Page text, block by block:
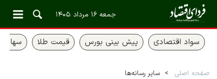
جمعه ۱۶ مرداد ۱۴۰۵
سواد اقتصادی پیش بینی بورس قیمت طلا سهام
صفحه اصلی سایر رسانه‌ها